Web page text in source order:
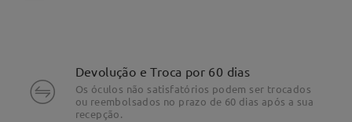
Devolução e Troca por 60 dias
Os óculos não satisfatórios podem ser trocados
ou reembolsados no prazo de 60 dias após a sua
recepção.